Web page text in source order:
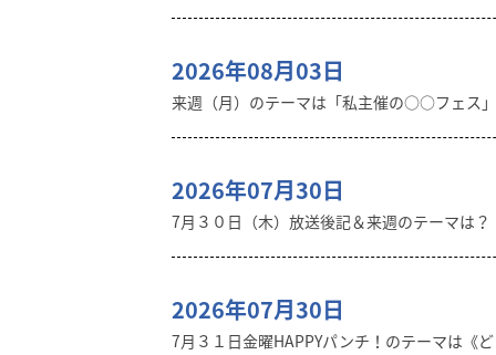
2026年08月03日
来週（月）のテーマは「私主催の○○フェス」
2026年07月30日
7月３０日（木）放送後記＆来週のテーマは？
2026年07月30日
7月３１日金曜HAPPYパンチ！のテーマは《ど